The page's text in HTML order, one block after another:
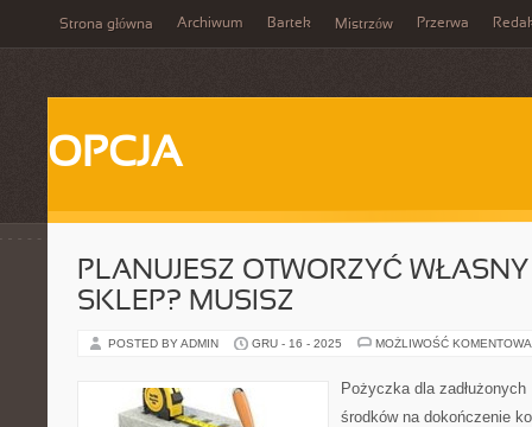
Strona główna Archiwum Bartek Mistrzów Przerwa
OPCJA
PLANUJESZ OTWORZYĆ
SKLEP? MUSISZ
POSTED BY ADMIN GRU - 16 - 2025 MOŻLIWOŚĆ
Pożyczka dla
środków na dokończenie